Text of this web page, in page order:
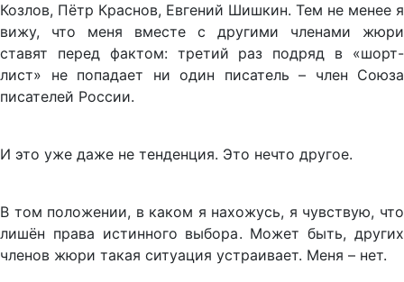
Козлов, Пётр Краснов, Евгений Шишкин. Тем не менее я
вижу, что меня вместе с другими членами жюри
ставят перед фактом: третий раз подряд в «шорт-
лист» не попадает ни один писатель – член Союза
писателей России.
И это уже даже не тенденция. Это нечто другое.
В том положении, в каком я нахожусь, я чувствую, что
лишён права истинного выбора. Может быть, других
членов жюри такая ситуация устраивает. Меня – нет.